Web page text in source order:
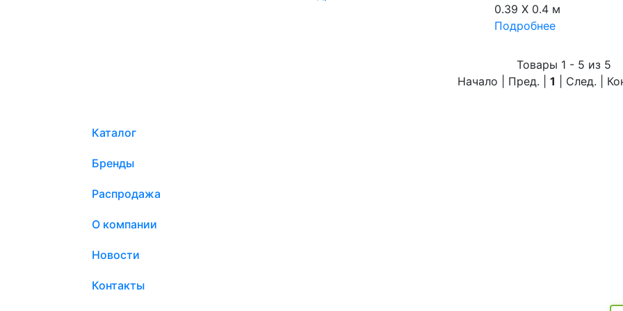
0.39 X 0.4 м
Подробнее
Товары 1 - 5 из 5
Начало | Пред. |1 | След. |
Каталог
Бренды
Распродажа
О компании
Новости
Контакты